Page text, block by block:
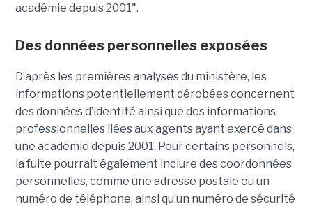
académie depuis 2001".
Des données personnelles exposées
D’après les premières analyses du ministère, les
informations potentiellement dérobées concernent
des données d’identité ainsi que des informations
professionnelles liées aux agents ayant exercé dans
une académie depuis 2001. Pour certains personnels,
la fuite pourrait également inclure des coordonnées
personnelles, comme une adresse postale ou un
numéro de téléphone, ainsi qu’un numéro de sécurité